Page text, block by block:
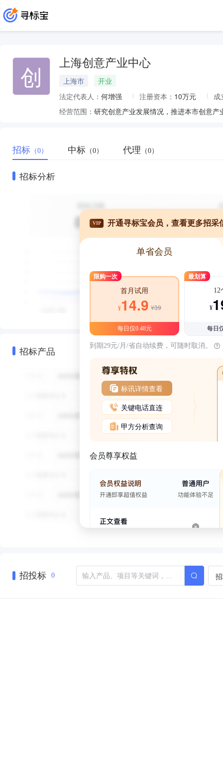
创 上海创意产业中心
上海市
开业
法定代表人： 何增强 注册资本： 10万元
成
经营范围：
招标 （0） 中标 （0） 代理 （0）
招标分析
招标产品
VIP 开通寻标宝会员，查看更多招采
单省会员
限购一次
首月试用
¥14.9 ¥39
每日仅0.48元
最划算
12
¥
每日
到期29元/月/省自动续费，可随时取消。
标讯详情查看
关键电话直连
甲方分析查询
会员尊享权益
招投标 0